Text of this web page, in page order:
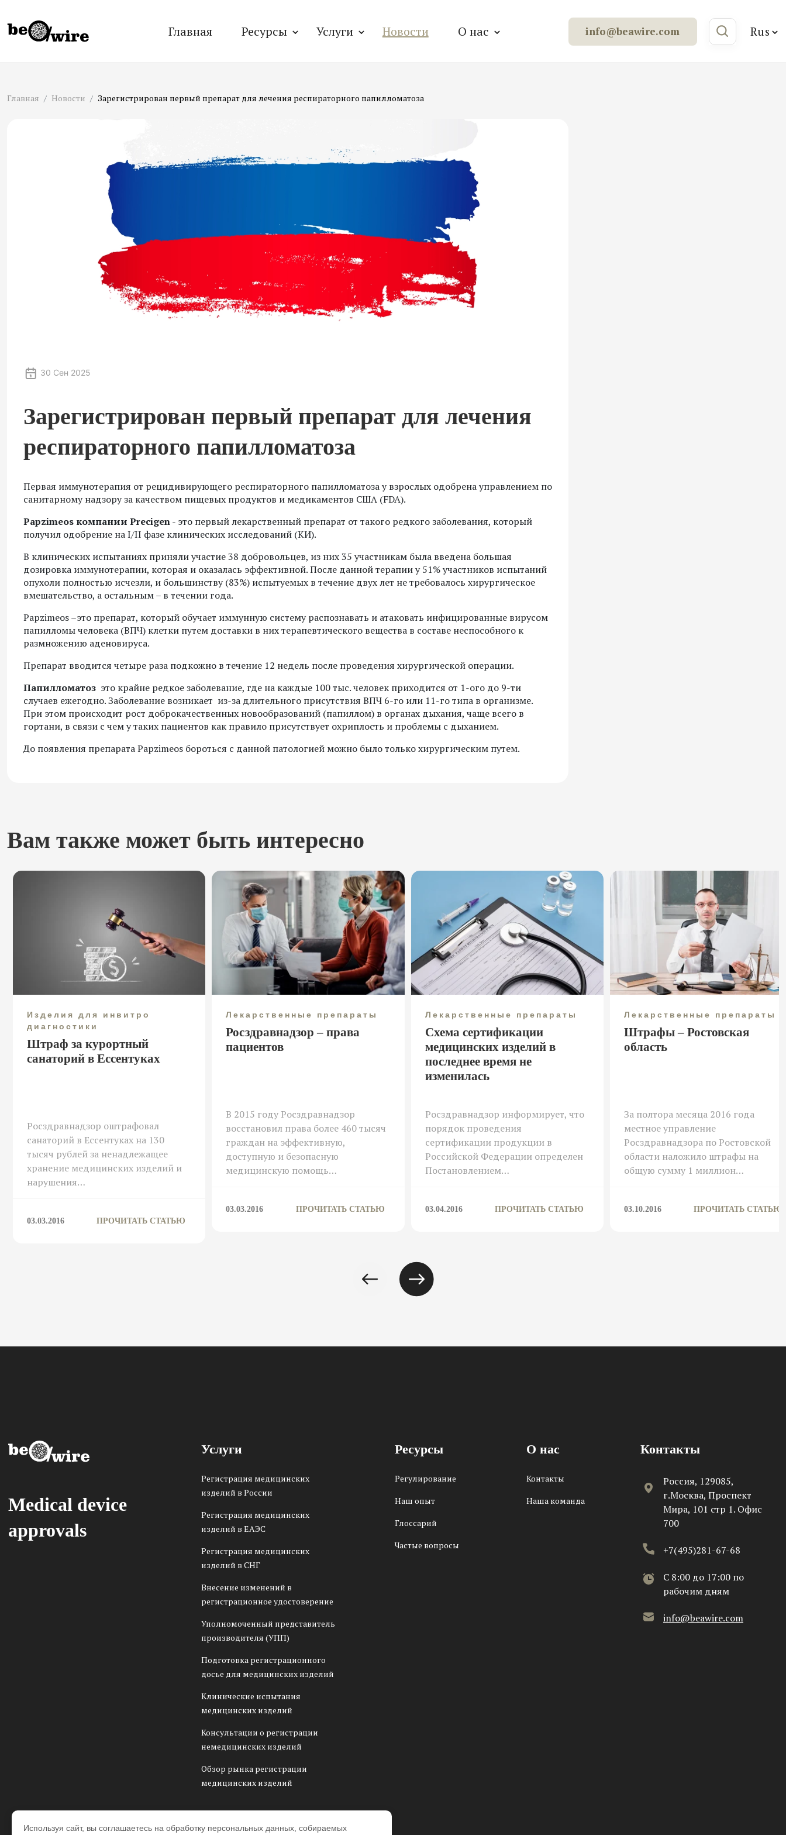
Главная Ресурсы Услуги Новости О нас info@beawire.com Rus
Главная Новости Зарегистрирован первый препарат для лечения респираторного папилломатоза
30 Сен 2025
Зарегистрирован первый препарат для лечения
респираторного папилломатоза
Первая иммунотерапия от рецидивирующего респираторного папилломатоза у взрослых одобрена управлением по
санитарному надзору за качеством пищевых продуктов и медикаментов США (FDA).
Papzimeos компании Precigen- это первый лекарственный препарат от такого редкого заболевания, который
получил одобрение на I/II фазе клинических исследований (КИ).
В клинических испытаниях приняли участие 38 добровольцев, из них 35 участникам была введена большая
дозировка иммунотерапии, которая и оказалась эффективной. После данной терапии у 51% участников испытаний
опухоли полностью исчезли, и большинству (83%) испытуемых в течение двух лет не требовалось хирургическое
вмешательство, а остальным – в течении года.
Papzimeos –это препарат, который обучает иммунную систему распознавать и атаковать инфицированные вирусом
папилломы человека (ВПЧ) клетки путем доставки в них терапевтического вещества в составе неспособного к
размножению аденовируса.
Препарат вводится четыре раза подкожно в течение 12 недель после проведения хирургической операции.
Папилломатоз это крайне редкое заболевание, где на каждые 100 тыс. человек приходится от 1-ого до 9-ти
случаев ежегодно. Заболевание возникает из-за длительного присутствия ВПЧ 6-го или 11-го типа в организме.
При этом происходит рост доброкачественных новообразований (папиллом) в органах дыхания, чаще всего в
гортани, в связи с чем у таких пациентов как правило присутствует охриплость и проблемы с дыханием.
До появления препарата Papzimeos бороться с данной патологией можно было только хирургическим путем.
Вам также может быть интересно
Изделия для инвитро
диагностики
Штраф за курортный
санаторий в Ессентуках
Росздравнадзор оштрафовал
санаторий в Ессентуках на 130
тысяч рублей за ненадлежащее
хранение медицинских изделий и
нарушения…
03.03.2016 ПРОЧИТАТЬ СТАТЬЮ
Лекарственные препараты
Росздравнадзор – права
пациентов
В 2015 году Росздравнадзор
восстановил права более 460 тысяч
граждан на эффективную,
доступную и безопасную
медицинскую помощь…
03.03.2016 ПРОЧИТАТЬ СТАТЬЮ
Лекарственные препараты
Схема сертификации
медицинских изделий в
последнее время не
изменилась
Росздравнадзор информирует, что
порядок проведения
сертификации продукции в
Российской Федерации определен
Постановлением…
03.04.2016 ПРОЧИТАТЬ СТАТЬЮ
Лекарственные препараты
Штрафы – Ростовская
область
За полтора месяца 2016 года
местное управление
Росздравнадзора по Ростовской
области наложило штрафы на
общую сумму 1 миллион…
03.10.2016 ПРОЧИТАТЬ СТАТЬЮ
Medical device
approvals
Услуги
Регистрация медицинских
изделий в России
Регистрация медицинских
изделий в ЕАЭС
Регистрация медицинских
изделий в СНГ
Внесение изменений в
регистрационное удостоверение
Уполномоченный представитель
производителя (УПП)
Подготовка регистрационного
досье для медицинских изделий
Клинические испытания
медицинских изделий
Консультации о регистрации
немедицинских изделий
Обзор рынка регистрации
медицинских изделий
Ресурсы
Регулирование
Наш опыт
Глоссарий
Частые вопросы
О нас
Контакты
Наша команда
Контакты
Россия, 129085,
г.Москва, Проспект
Мира, 101 стр 1. Офис
700
+7(495)281-67-68
C 8:00 до 17:00 по
рабочим дням
info@beawire.com
Используя сайт, вы соглашаетесь на обработку персональных данных, собираемых